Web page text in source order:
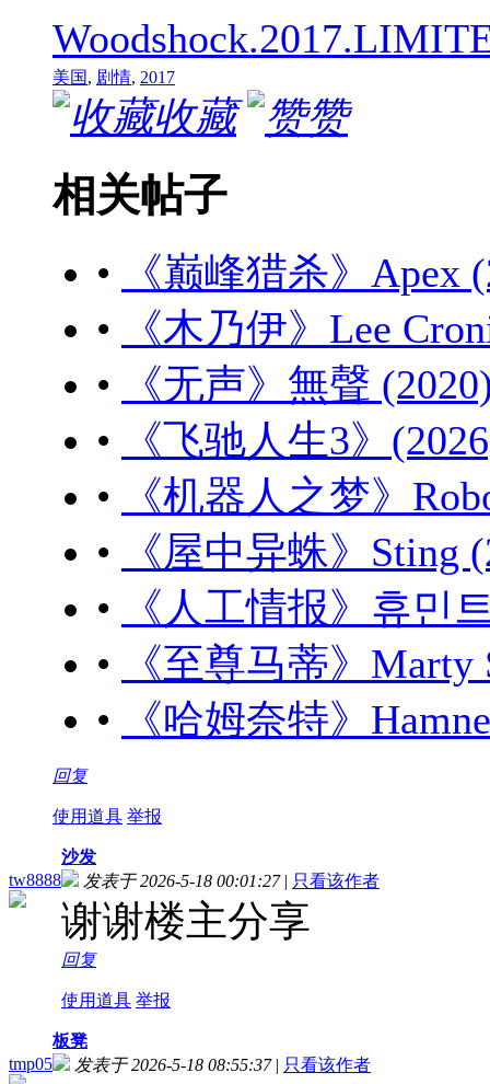
美国, 剧情, 2017
收藏 赞
相关帖子
•
《巅峰猎杀》Apex
•
《木乃伊》Lee
•
《无声》無聲
•
《飞驰人生3》
•
《机器人之梦》
•
《屋中异蛛》Sting
•
《人工情报》휴민
•
《至尊马蒂》
•
《哈姆奈特》
回复
使用道具 举报
tw8888
沙发
发表于 2026-5-18 00:01:27 | 只看该作者
谢谢楼主分享
回复
使用道具 举报
tmp05
板凳
发表于 2026-5-18 08:55:37 | 只看该作者